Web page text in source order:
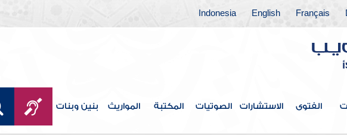
Français
English
Indonesia
الفتوى الاستشارات الصوتيات المكتبة المواريث بنين وبنات